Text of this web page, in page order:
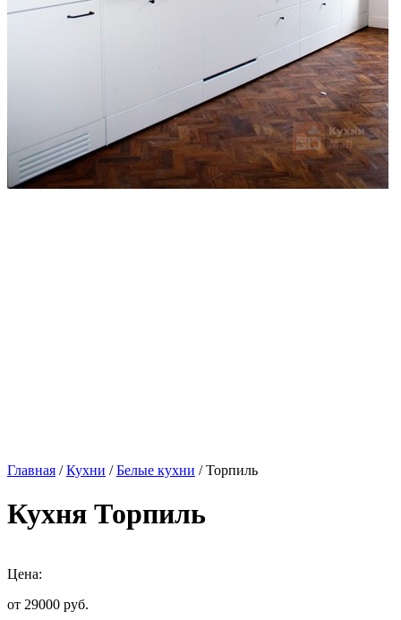
Главная /Кухни /Белые кухни / Торпиль
Кухня Торпиль
Цена:
от 29000 руб.